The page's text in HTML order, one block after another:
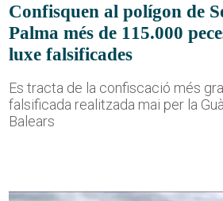
Confisquen al polígon de
Palma més de 115.000
luxe falsificades
Es tracta de la confiscació més
falsificada realitzada mai per la
Balears